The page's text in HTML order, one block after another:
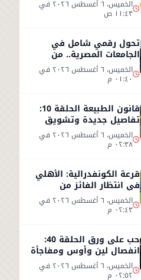
العين السخنة الخميس، ٦ أغسطس ٢٠٢٦ في
١١:٤٣ ص
تحول رقمي شامل في
الجامعات المصرية.. من
البنية التكنولوجية إلى
التعليم الذكي الخميس، ٦ أغسطس ٢٠٢٦ في
٠١:٤٠ م
قانون الطبيعة الحلقة 10:
تفاصيل جديدة وتشويق
بعد نهاية مشوقة للحلقة 9
الخميس، ٦ أغسطس ٢٠٢٦ في
٠٢:٣٨ م
قرعة الكونفدرالية: الأهلي
في انتظار الفائز من
مقديشو سيتي وكيتاراالخميس، ٦ أغسطس ٢٠٢٦ في
٠٢:٤٣ م
حب على ورق الحلقة 40:
انفصال لين وأوس ومفاجأة
جديدة داخل الشركة الخميس، ٦ أغسطس ٢٠٢٦ في
٠٢:٥٢ م